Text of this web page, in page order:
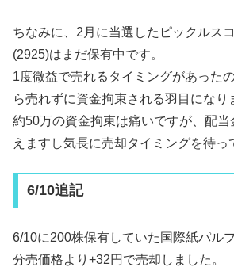
ちなみに、2月に当選したピックルス
(2925)はまだ保有中です。
1度微益で売れるタイミングがあった
ら売れずに資金拘束される羽目になり
約50万の資金拘束は痛いですが、配
えますし気長に売却タイミングを待っ
6/10追記
6/10に200株保有していた国際紙パル
分売価格より+32円で売却しました。